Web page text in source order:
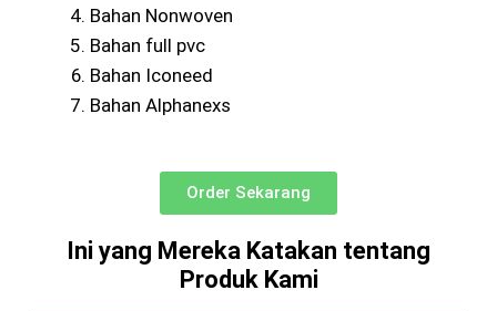
Bahan Nonwoven
Bahan full pvc
Bahan Iconeed
Bahan Alphanexs
Order Sekarang
Ini yang Mereka Katakan tentang
Produk Kami